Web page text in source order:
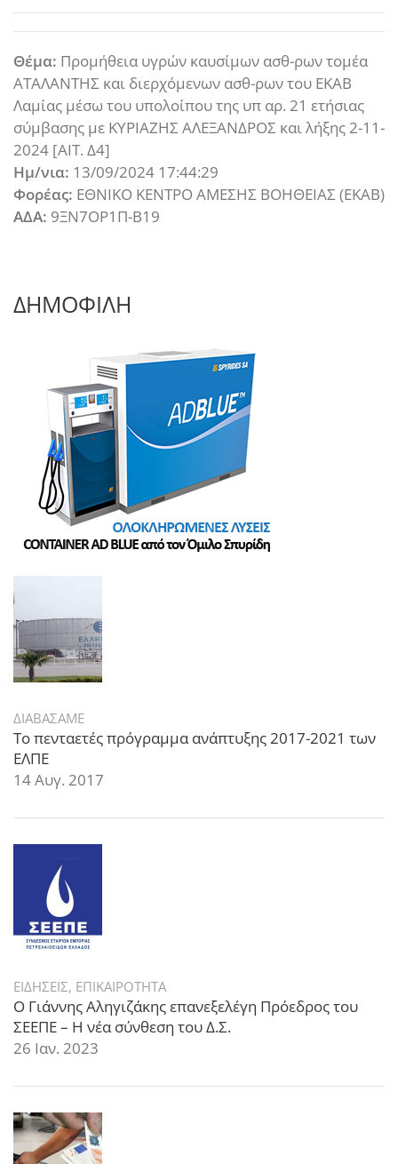
Θέμα: Προμήθεια υγρών καυσίμων ασθ-ρων τομέα
ΑΤΑΛΑΝΤΗΣ και διερχόμενων ασθ-ρων του ΕΚΑΒ
Λαμίας μέσω του υπολοίπου της υπ αρ. 21 ετήσιας
σύμβασης με ΚΥΡΙΑΖΗΣ ΑΛΕΞΑΝΔΡΟΣ και λήξης 2-11-
2024 [ΑΙΤ. Δ4]
Ημ/νια: 13/09/2024 17:44:29
Φορέας: ΕΘΝΙΚΟ ΚΕΝΤΡΟ ΑΜΕΣΗΣ ΒΟΗΘΕΙΑΣ (ΕΚΑΒ)
ΑΔΑ: 9ΞΝ7ΟΡ1Π-Β19
ΔΗΜΟΦΙΛΗ
ΔΙΑΒΑΣΑΜΕ
Το πενταετές πρόγραμμα ανάπτυξης 2017-2021 των
ΕΛΠΕ
14 Αυγ. 2017
ΕΙΔΗΣΕΙΣ, ΕΠΙΚΑΙΡΟΤΗΤΑ
Ο Γιάννης Αληγιζάκης επανεξελέγη Πρόεδρος του
ΣΕΕΠΕ – Η νέα σύνθεση του Δ.Σ.
26 Ιαν. 2023